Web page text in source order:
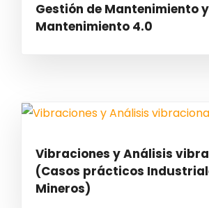
Gestión de Mantenimiento y
Mantenimiento 4.0
Vibraciones y Análisis
(Casos prácticos
Mineros)